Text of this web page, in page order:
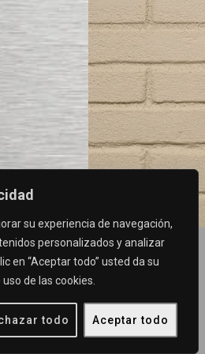
su experiencia de navegación,
personalizados y analizar
en “Aceptar todo” usted da su
de las cookies.
todo Aceptar todo
© 2026 Portal bajo i